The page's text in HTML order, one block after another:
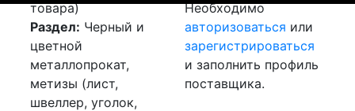
товара)
Раздел: Черный и
цветной
металлопрокат,
метизы (лист,
швеллер, уголок,
Необходимо
авторизоваться или
зарегистрироваться
и заполнить профиль
поставщика.